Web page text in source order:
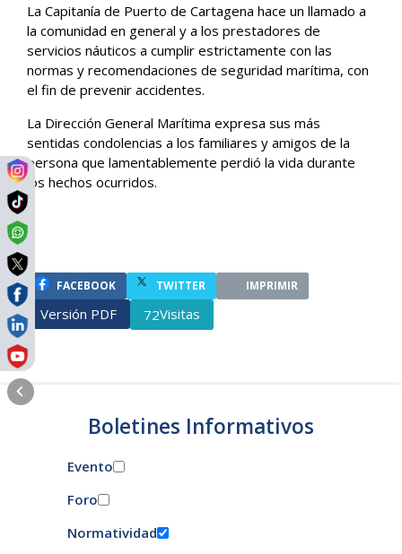
La Capitanía de Puerto de Cartagena hace un llamado a
la comunidad en general y a los prestadores de
servicios náuticos a cumplir estrictamente con las
normas y recomendaciones de seguridad marítima, con
el fin de prevenir accidentes.
La Dirección General Marítima expresa sus más
sentidas condolencias a los familiares y amigos de la
persona que lamentablemente perdió la vida durante
los hechos ocurridos.
FACEBOOK TWITTER IMPRIMIR
Versión PDF 72Visitas
Boletines Informativos
Evento
Foro
Normatividad